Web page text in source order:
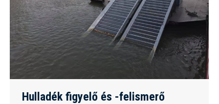
Hulladék figyelő és -felismerő